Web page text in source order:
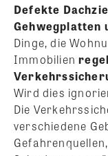
Defekte
Gehwegplatten
Dinge, die
Immobilien
Wird dies
Die
verschiedene